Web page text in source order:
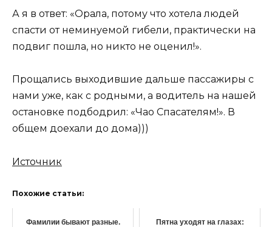
А я в ответ: «Орала, потому что хотела людей
спасти от неминуемой гибели, практически на
подвиг пошла, но никто не оценил!».
Прощались выходившие дальше пассажиры с
нами уже, как с родными, а водитель на нашей
остановке подбодрил: «Чао Спасателям!». В
общем доехали до дома)))
Источник
Похожие статьи:
Фамилии бывают разные.
Пятна уходят на глазах: